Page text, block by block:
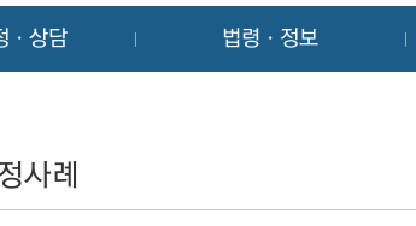
ㆍ상담 법령ㆍ정보
사례